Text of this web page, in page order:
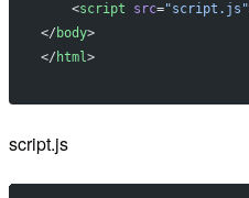
    <
script src="script.js"
</ body>
</ html>
script.js